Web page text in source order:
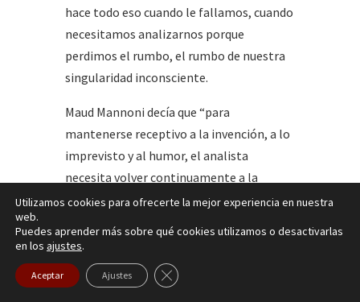
hace todo eso cuando le fallamos, cuando
necesitamos analizarnos porque
perdimos el rumbo, el rumbo de nuestra
singularidad inconsciente.
Maud Mannoni decía que “para
mantenerse receptivo a la invención, a lo
imprevisto y al humor, el analista
necesita volver continuamente a la
posición de analizado” de ello se trata
experienciamos.
Y de esto se trata en la abstinencia, de
Utilizamos cookies para ofrecerte la mejor experiencia en nuestra
web.
Puedes aprender más sobre qué cookies utilizamos o desactivarlas
en los ajustes.
Aceptar Ajustes Cerrar el banner de cookies RGPD